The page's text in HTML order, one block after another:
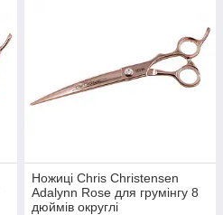
Ножиці Chris Christensen
Adalynn Rose для грумінгу 8
дюймів округлі